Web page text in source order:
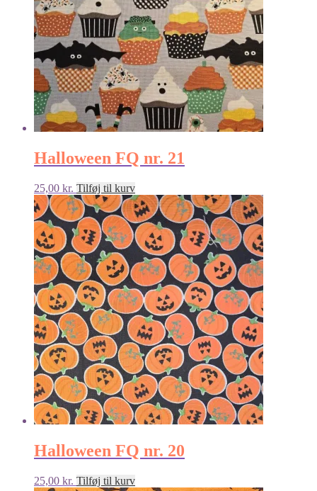
Halloween FQ nr. 21
25,00 kr. Tilføj til kurv
Halloween FQ nr. 20
25,00 kr. Tilføj til kurv